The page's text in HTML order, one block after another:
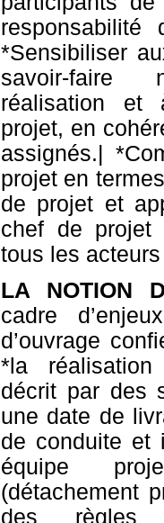
*Sensibiliser
savoir-
réalisation et
projet, en
assignés.|
projet en
de projet et
chef de projet
tous les acteurs
LA NOTION
cadre
d’ouvrage
*la
décrit par des
une date de
de conduite et
équipe
(détachement
des règles